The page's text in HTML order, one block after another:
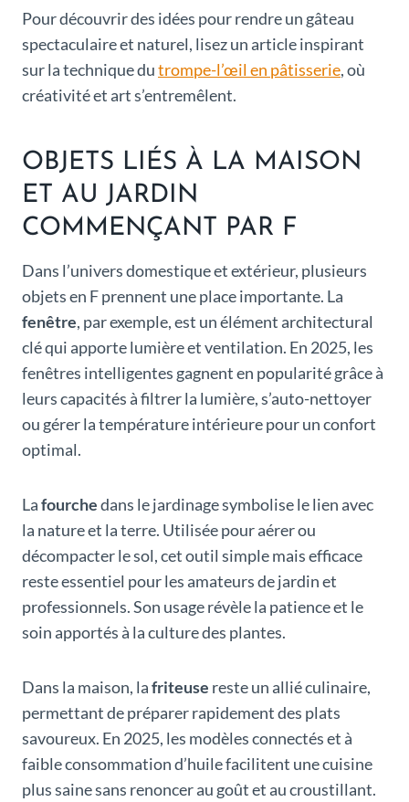
Pour découvrir des idées pour rendre un gâteau
spectaculaire et naturel, lisez un article inspirant
sur la technique dutrompe-l’œil en pâtisserie, où
créativité et art s’entremêlent.
OBJETS LIÉS À LA MAISON
ET AU JARDIN
COMMENÇANT PAR F
Dans l’univers domestique et extérieur, plusieurs
objets en F prennent une place importante. La
fenêtre, par exemple, est un élément architectural
clé qui apporte lumière et ventilation. En 2025, les
fenêtres intelligentes gagnent en popularité grâce à
leurs capacités à filtrer la lumière, s’auto-nettoyer
ou gérer la température intérieure pour un confort
optimal.
Lafourchedans le jardinage symbolise le lien avec
la nature et la terre. Utilisée pour aérer ou
décompacter le sol, cet outil simple mais efficace
reste essentiel pour les amateurs de jardin et
professionnels. Son usage révèle la patience et le
soin apportés à la culture des plantes.
Dans la maison, lafriteuse reste un allié culinaire,
permettant de préparer rapidement des plats
savoureux. En 2025, les modèles connectés et à
faible consommation d’huile facilitent une cuisine
plus saine sans renoncer au goût et au croustillant.